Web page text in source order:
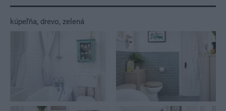
kúpeľňa, drevo, zelená